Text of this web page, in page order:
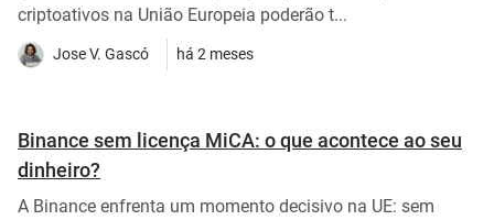
criptoativos na União Europeia poderão t...
Jose V. Gascó há 2 meses
Binance sem licença MiCA: o que acontece ao seu
dinheiro?
A Binance enfrenta um momento decisivo na UE: sem